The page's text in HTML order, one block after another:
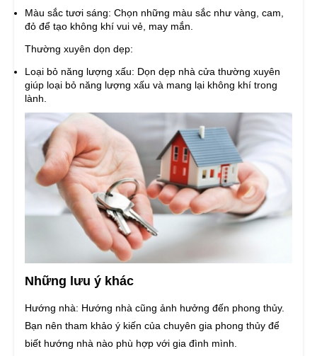
Màu sắc tươi sáng: Chọn những màu sắc như vàng, cam,
đỏ để tạo không khí vui vẻ, may mắn.
Thường xuyên dọn dẹp:
Loại bỏ năng lượng xấu: Dọn dẹp nhà cửa thường xuyên
giúp loại bỏ năng lượng xấu và mang lại không khí trong
lành.
Những lưu ý khác
Hướng nhà: Hướng nhà cũng ảnh hưởng đến phong thủy.
Bạn nên tham khảo ý kiến của chuyên gia phong thủy để
biết hướng nhà nào phù hợp với gia đình mình.